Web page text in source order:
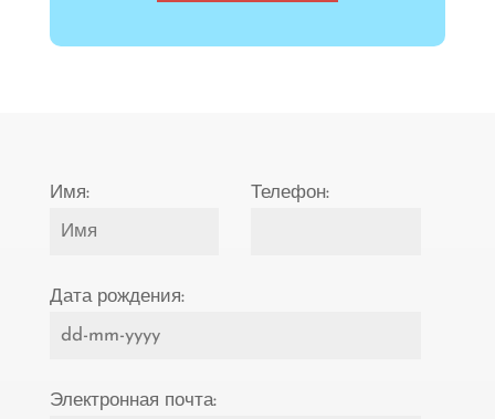
Имя: Телефон:
Дата рождения:
Электронная почта: